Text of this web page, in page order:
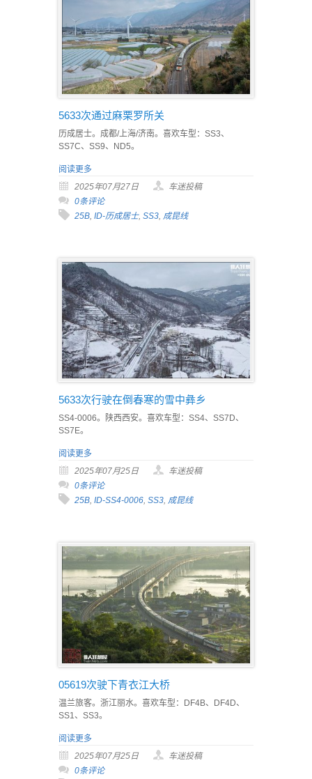
5633次通过麻栗罗所关
历成居士。成都/上海/济南。喜欢车型：SS3、
SS7C、SS9、ND5。
阅读更多
2025年07月27日
车迷投稿
0条评论
25B ID-历成居士, SS3 成昆线
5633次行驶在倒春寒的雪中彝乡
SS4-0006。陕西西安。喜欢车型：SS4、SS7D、
SS7E。
阅读更多
2025年07月25日
车迷投稿
0条评论
25B, ID-SS4-0006, SS3, 成昆线
05619次驶下青衣江大桥
温兰旅客。浙江丽水。喜欢车型：DF4B、DF4D、
SS1、SS3。
阅读更多
2025年07月25日
车迷投稿
0条评论